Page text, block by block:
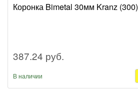
Коронка Bimetal 30мм Kranz (300)
387.24 руб.
В наличии